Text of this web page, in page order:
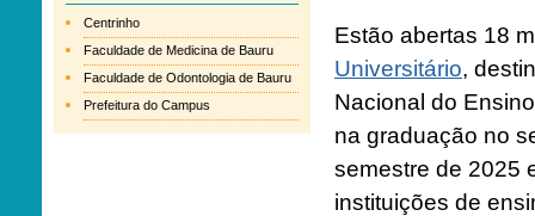
Centrinho
Faculdade de Medicina de Bauru
Faculdade de Odontologia de Bauru
Prefeitura do Campus
Estão abertas 18
Universitário,
Nacional do
na graduação no
semestre de 2025
instituições de